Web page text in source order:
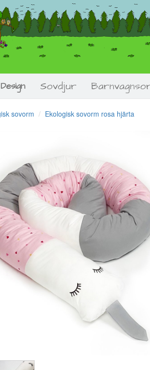
Sovdjur
sovorm Ekologisk sovorm rosa hjärta